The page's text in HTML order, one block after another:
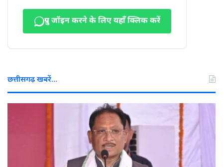
ग्रुप जॉइन करने के लिए यहाँ क्लिक करें
छत्तीसगढ़ खबरें…